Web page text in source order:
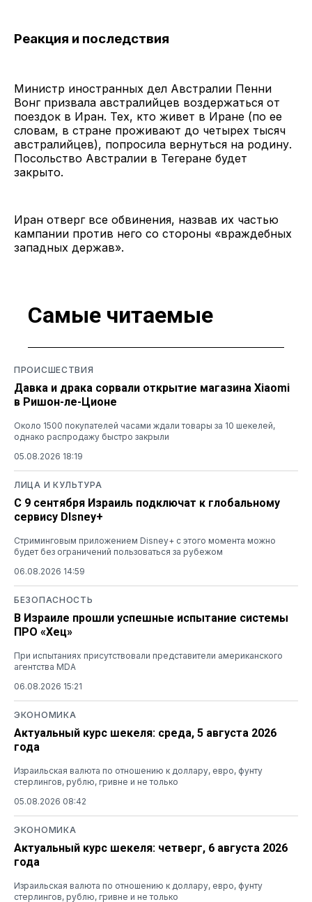
Реакция и последствия
Министр иностранных дел Австралии Пенни
Вонг призвала австралийцев воздержаться от
поездок в Иран. Тех, кто живет в Иране (по ее
словам, в стране проживают до четырех тысяч
австралийцев), попросила вернуться на родину.
Посольство Австралии в Тегеране будет
закрыто.
Иран отверг все обвинения, назвав их частью
кампании против него со стороны «враждебных
западных держав».
Самые читаемые
ПРОИСШЕСТВИЯ
Давка и драка сорвали открытие магазина Xiaomi
в Ришон-ле-Ционе
Около 1500 покупателей часами ждали товары за 10 шекелей,
однако распродажу быстро закрыли
05.08.2026 18:19
ЛИЦА И КУЛЬТУРА
С 9 сентября Израиль подключат к глобальному
сервису DIsney+
Стриминговым приложением Disney+ с этого момента можно
будет без ограничений пользоваться за рубежом
06.08.2026 14:59
БЕЗОПАСНОСТЬ
В Израиле прошли успешные испытание системы
ПРО «Хец»
При испытаниях присутствовали представители американского
агентства MDA
06.08.2026 15:21
ЭКОНОМИКА
Актуальный курс шекеля: среда, 5 августа 2026
года
Израильская валюта по отношению к доллару, евро, фунту
стерлингов, рублю, гривне и не только
05.08.2026 08:42
ЭКОНОМИКА
Актуальный курс шекеля: четверг, 6 августа 2026
года
Израильская валюта по отношению к доллару, евро, фунту
стерлингов, рублю, гривне и не только